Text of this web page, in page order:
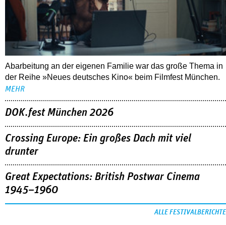
Abarbeitung an der eigenen Familie war das große Thema in
der Reihe »Neues deutsches Kino« beim Filmfest München.
MEHR
DOK.fest München 2026
Crossing Europe: Ein großes Dach mit viel
drunter
Great Expectations: British Postwar Cinema
1945–1960
ALLE FESTIVALBERICHTE